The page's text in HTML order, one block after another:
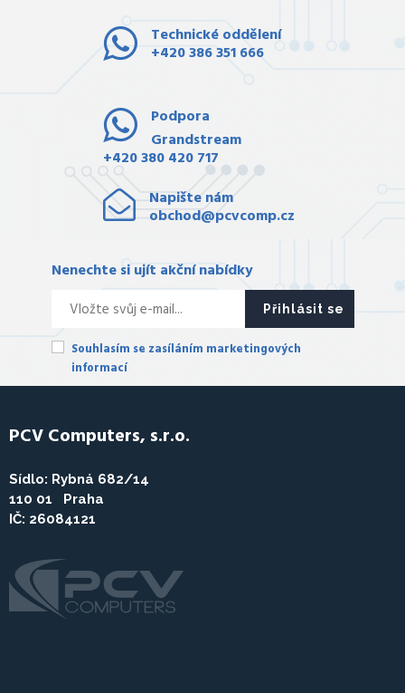
Technické oddělení
+420 386 351 666
Podpora
Grandstream
+420 380 420 717
Napište nám
obchod@pcvcomp.cz
Nenechte si ujít akční nabídky
Přihlásit se
Souhlasím se zasíláním marketingových
informací
PCV Computers, s.r.o.
Sídlo: Rybná 682/14
110 01 Praha
IČ: 26084121